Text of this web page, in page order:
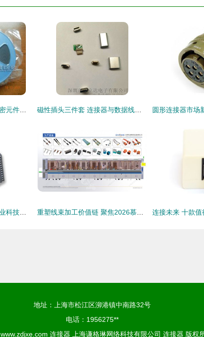
地址：上海市松江区泖港镇中南路32号
电话：1956275**
www.zdjxe.com 连接器 上海谦格琳网络科技有限公司 连接器 版权